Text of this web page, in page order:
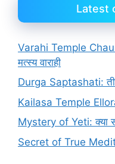
Latest
Varahi Temple
मत्स्य वाराही
Durga Saptashati: तीन
Kailasa Temple Ellora
Mystery of Yeti: क्या
Secret of True